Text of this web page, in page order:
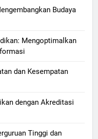
Budaya
Mengoptimalkan
dan Kesempatan
dengan Akreditasi
Tinggi dan